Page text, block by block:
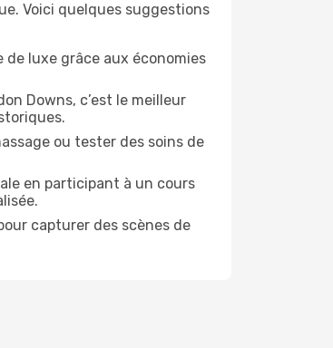
Voici quelques suggestions
luxe grâce aux économies
Downs, c’est le meilleur
ou tester des soins de
en participant à un cours
capturer des scènes de